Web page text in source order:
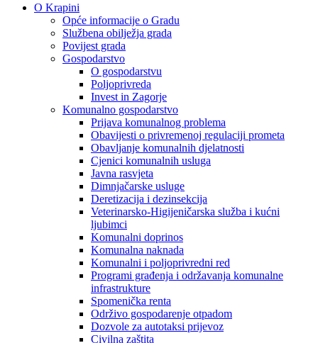
O Krapini
Opće informacije o Gradu
Službena obilježja grada
Povijest grada
Gospodarstvo
O gospodarstvu
Poljoprivreda
Invest in Zagorje
Komunalno gospodarstvo
Prijava komunalnog problema
Obavijesti o privremenoj regulaciji prometa
Obavljanje komunalnih djelatnosti
Cjenici komunalnih usluga
Javna rasvjeta
Dimnjačarske usluge
Deretizacija i dezinsekcija
Veterinarsko-Higijeničarska služba i kućni
ljubimci
Komunalni doprinos
Komunalna naknada
Komunalni i poljoprivredni red
Programi građenja i održavanja komunalne
infrastrukture
Spomenička renta
Održivo gospodarenje otpadom
Dozvole za autotaksi prijevoz
Civilna zaštita